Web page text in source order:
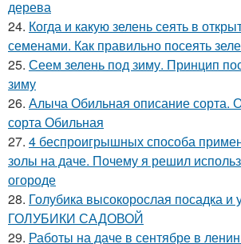
дерева
24. Когда и какую зелень сеять в
семенами. Как правильно посеять
25. Сеем зелень под зиму. Принцип
зиму
26. Алыча Обильная описание сорта.
сорта Обильная
27. 4 беспроигрышных способа
золы на даче. Почему я решил
огороде
28. Голубика высокорослая посадка
ГОЛУБИКИ САДОВОЙ
29. Работы на даче в сентябре в